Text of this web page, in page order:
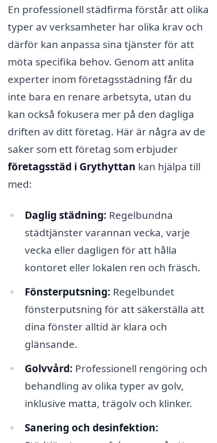
En professionell städfirma förstår att olika
typer av verksamheter har olika krav och
därför kan anpassa sina tjänster för att
möta specifika behov. Genom att anlita
experter inom företagsstädning får du
inte bara en renare arbetsyta, utan du
kan också fokusera mer på den dagliga
driften av ditt företag. Här är några av de
saker som ett företag som erbjuder
företagsstäd i Grythyttan kan hjälpa till
med:
Daglig städning: Regelbundna
städtjänster varannan vecka, varje
vecka eller dagligen för att hålla
kontoret eller lokalen ren och fräsch.
Fönsterputsning: Regelbundet
fönsterputsning för att säkerställa att
dina fönster alltid är klara och
glänsande.
Golvvård: Professionell rengöring och
behandling av olika typer av golv,
inklusive matta, trägolv och klinker.
Sanering och desinfektion: